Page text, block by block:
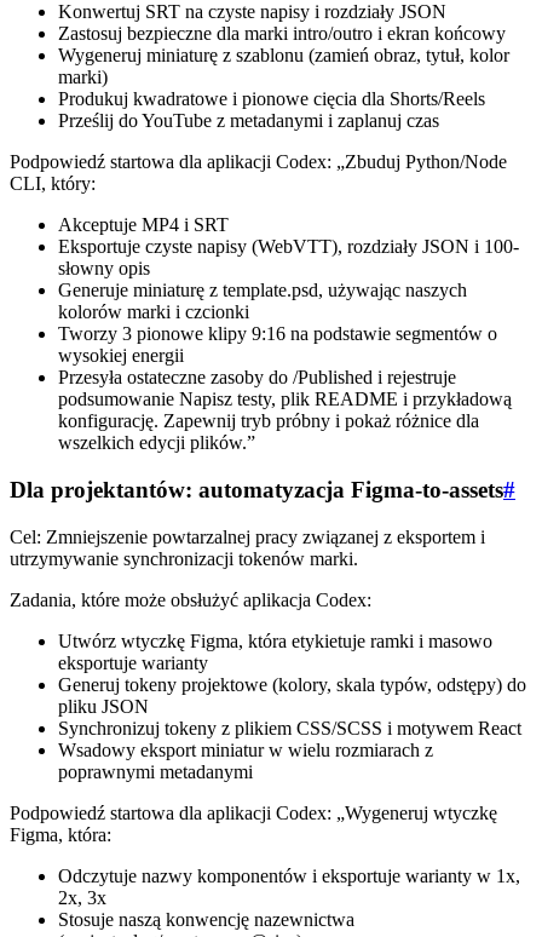
Konwertuj SRT na czyste napisy i rozdziały JSON
Zastosuj bezpieczne dla marki intro/outro i ekran końcowy
Wygeneruj miniaturę z szablonu (zamień obraz, tytuł, kolor
marki)
Produkuj kwadratowe i pionowe cięcia dla Shorts/Reels
Prześlij do YouTube z metadanymi i zaplanuj czas
Podpowiedź startowa dla aplikacji Codex: „Zbuduj Python/Node
CLI, który:
Akceptuje MP4 i SRT
Eksportuje czyste napisy (WebVTT), rozdziały JSON i 100-
słowny opis
Generuje miniaturę z template.psd, używając naszych
kolorów marki i czcionki
Tworzy 3 pionowe klipy 9:16 na podstawie segmentów o
wysokiej energii
Przesyła ostateczne zasoby do /Published i rejestruje
podsumowanie Napisz testy, plik README i przykładową
konfigurację. Zapewnij tryb próbny i pokaż różnice dla
wszelkich edycji plików.”
Dla projektantów: automatyzacja Figma-to-assets#
Cel: Zmniejszenie powtarzalnej pracy związanej z eksportem i
utrzymywanie synchronizacji tokenów marki.
Zadania, które może obsłużyć aplikacja Codex:
Utwórz wtyczkę Figma, która etykietuje ramki i masowo
eksportuje warianty
Generuj tokeny projektowe (kolory, skala typów, odstępy) do
pliku JSON
Synchronizuj tokeny z plikiem CSS/SCSS i motywem React
Wsadowy eksport miniatur w wielu rozmiarach z
poprawnymi metadanymi
Podpowiedź startowa dla aplikacji Codex: „Wygeneruj wtyczkę
Figma, która:
Odczytuje nazwy komponentów i eksportuje warianty w 1x,
2x, 3x
Stosuje naszą konwencję nazewnictwa